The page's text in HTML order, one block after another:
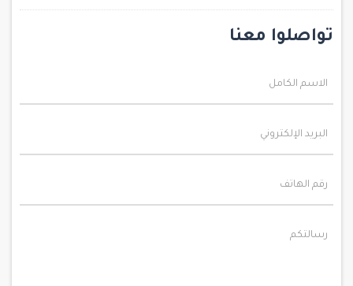
تواصلوا معنا